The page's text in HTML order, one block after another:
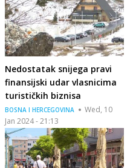
Nedostatak snijega pravi
finansijski udar vlasnicima
turističkih biznisa
BOSNA I HERCEGOVINA
Wed, 10
Jan 2024 - 21:13